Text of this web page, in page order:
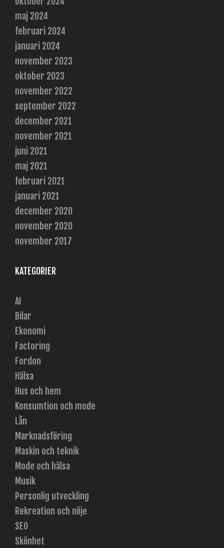
maj 2024
februari 2024
januari 2024
november 2023
oktober 2023
november 2022
september 2022
december 2021
november 2021
juni 2021
maj 2021
februari 2021
januari 2021
december 2020
november 2020
november 2017
KATEGORIER
AI
Bilar
Ekonomi
Factoring
Fordon
Hälsa
Hus och hem
Konsumtion och mode
Lån
Marknadsföring
Maskin och teknik
Mode och hälsa
Musik
Personlig utveckling
Rekreation och nöje
SEO
Skönhet